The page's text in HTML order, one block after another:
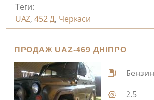
Теги:
UAZ, 452 Д, Черкаси
ПРОДАЖ UAZ-469 ДНІПРО
Бензин
2.5